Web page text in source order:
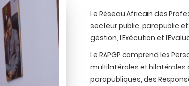
Le Réseau Africain des
secteur public, parapublic
gestion, l’Exécution et
Le RAPGP comprend les
multilatérales et
parapubliques, des